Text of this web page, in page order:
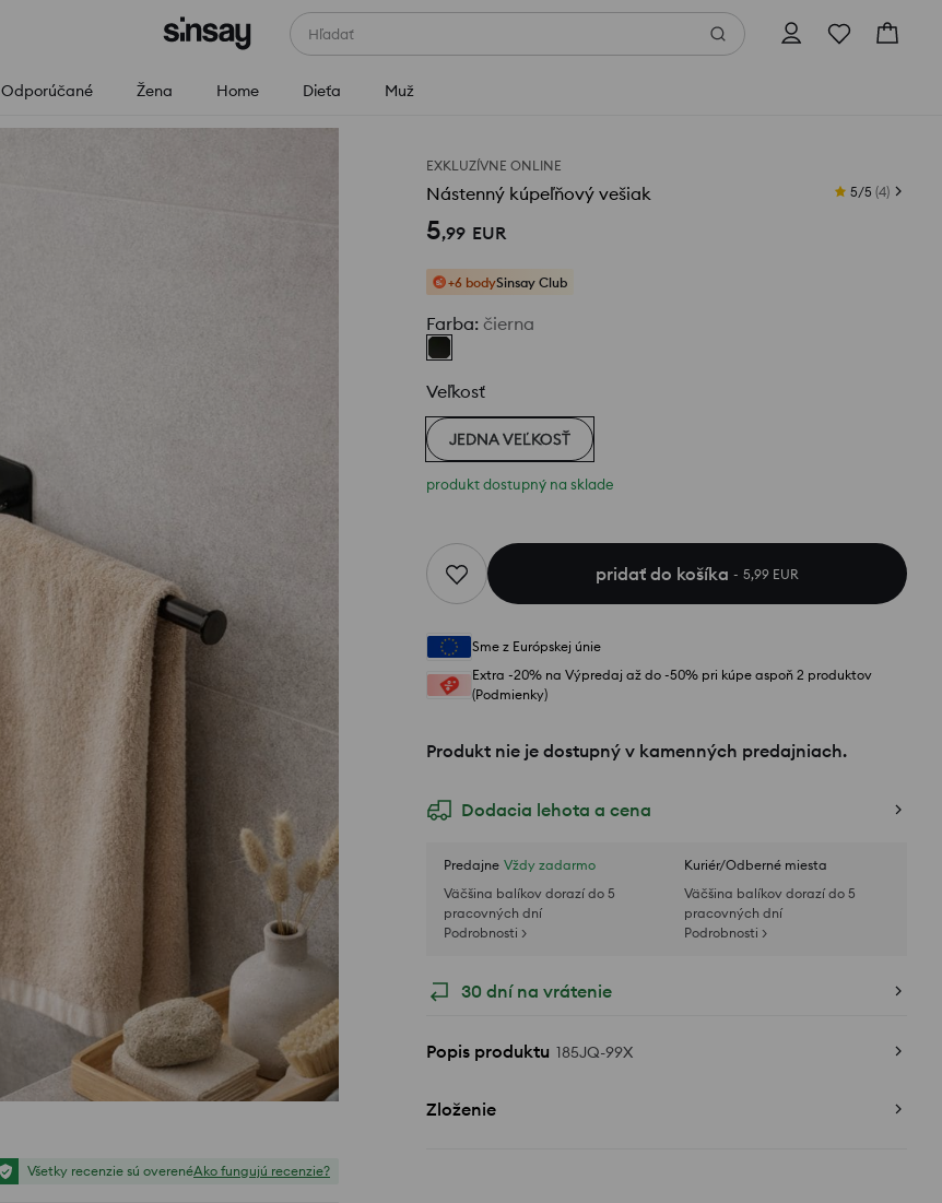
Hľadať
Odporúčané Žena Home Dieťa Muž
EXKLUZÍVNE ONLINE
Nástenný kúpeľňový vešiak 5/5 (4)
5,99 EUR
+6 bodySinsay Club
Farba: čierna
Veľkosť
JEDNA VEĽKOSŤ
produkt dostupný na sklade
pridať do košíka 5,99 EUR
Sme z Európskej únie
Extra -20% na Výpredaj až do -50% pri kúpe aspoň 2 produktov
(Podmienky)
Produkt nie je dostupný v kamenných predajniach.
Dodacia lehota a cena
Predajne Vždy zadarmo
Väčšina balíkov dorazí do 5
pracovných dní
Podrobnosti >
Kuriér/Odberné miesta
Väčšina balíkov dorazí do 5
pracovných dní
Podrobnosti >
30 dní na vrátenie
Popis produktu 185JQ-99X
Zloženie
Všetky recenzie sú overenéAko fungujú recenzie?